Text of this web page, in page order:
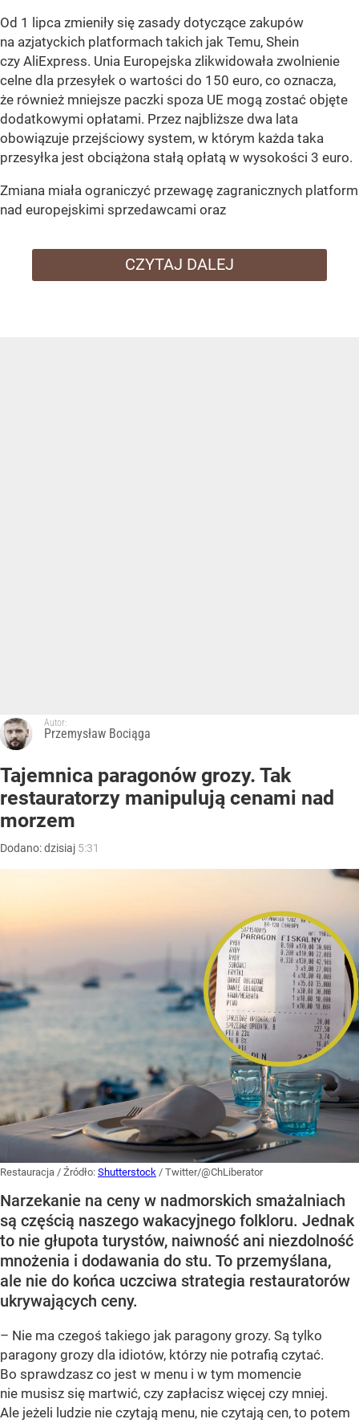
Od 1 lipca zmieniły się zasady dotyczące zakupów
na azjatyckich platformach takich jak Temu, Shein
czy AliExpress. Unia Europejska zlikwidowała zwolnienie
celne dla przesyłek o wartości do 150 euro, co oznacza,
że również mniejsze paczki spoza UE mogą zostać objęte
dodatkowymi opłatami. Przez najbliższe dwa lata
obowiązuje przejściowy system, w którym każda taka
przesyłka jest obciążona stałą opłatą w wysokości 3 euro.
Zmiana miała ograniczyć przewagę zagranicznych platform
nad europejskimi sprzedawcami oraz
CZYTAJ DALEJ
Autor:
Przemysław Bociąga
Tajemnica paragonów grozy. Tak
restauratorzy manipulują cenami nad
morzem
Dodano:dzisiaj 5:31
Restauracja / Źródło: Shutterstock / Twitter/@ChLiberator
Narzekanie na ceny w nadmorskich smażalniach
są częścią naszego wakacyjnego folkloru. Jednak
to nie głupota turystów, naiwność ani niezdolność
mnożenia i dodawania do stu. To przemyślana,
ale nie do końca uczciwa strategia restauratorów
ukrywających ceny.
– Nie ma czegoś takiego jak paragony grozy. Są tylko
paragony grozy dla idiotów, którzy nie potrafią czytać.
Bo sprawdzasz co jest w menu i w tym momencie
nie musisz się martwić, czy zapłacisz więcej czy mniej.
Ale jeżeli ludzie nie czytają menu, nie czytają cen, to potem